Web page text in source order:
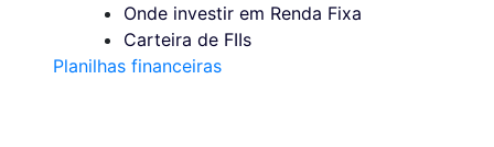
Onde investir em Renda Fixa
Carteira de FIIs
Planilhas financeiras